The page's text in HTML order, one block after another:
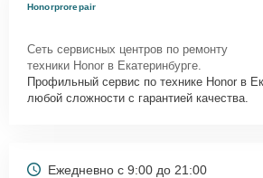
Honorprorepair
Сеть сервисных центров по ремонту
техники Honor в Екатеринбурге.
Профильный сервис по технике Honor в
любой сложности с гарантией качества.
Ежедневно с 9:00 до 21:00